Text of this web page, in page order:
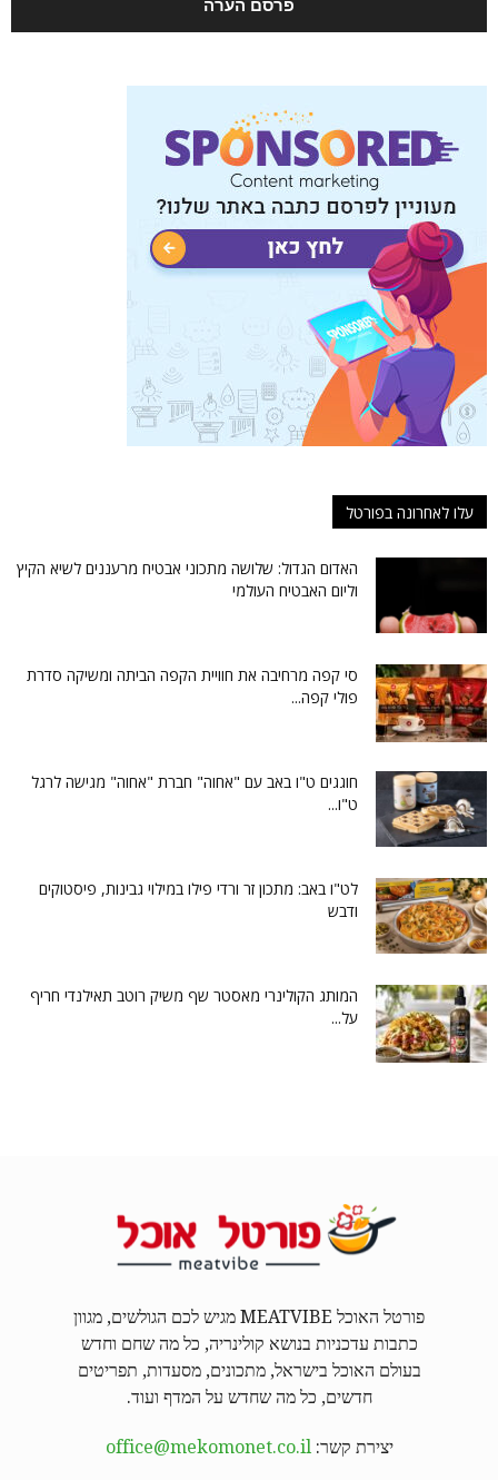
עלו לאחרונה בפורטל
האדום הגדול: שלושה מתכוני אבטיח מרעננים לשיא הקיץ
וליום האבטיח העולמי
סי קפה מרחיבה את חוויית הקפה הביתה ומשיקה סדרת
פולי קפה...
חוגגים ט"ו באב עם "אחוה" חברת "אחוה" מגישה לרגל
ט"ו...
לט"ו באב: מתכון זר ורדי פילו במילוי גבינות, פיסטוקים
ודבש
המותג הקולינרי מאסטר שף משיק רוטב תאילנדי חריף
על...
פורטל האוכל MEATVIBE מגיש לכם הגולשים, מגוון
כתבות עדכניות בנושא קולינריה, כל מה שחם וחדש
בעולם האוכל בישראל, מתכונים, מסעדות, תפריטים
חדשים, כל מה שחדש על המדף ועוד.
יצירת קשר:office@mekomonet.co.il